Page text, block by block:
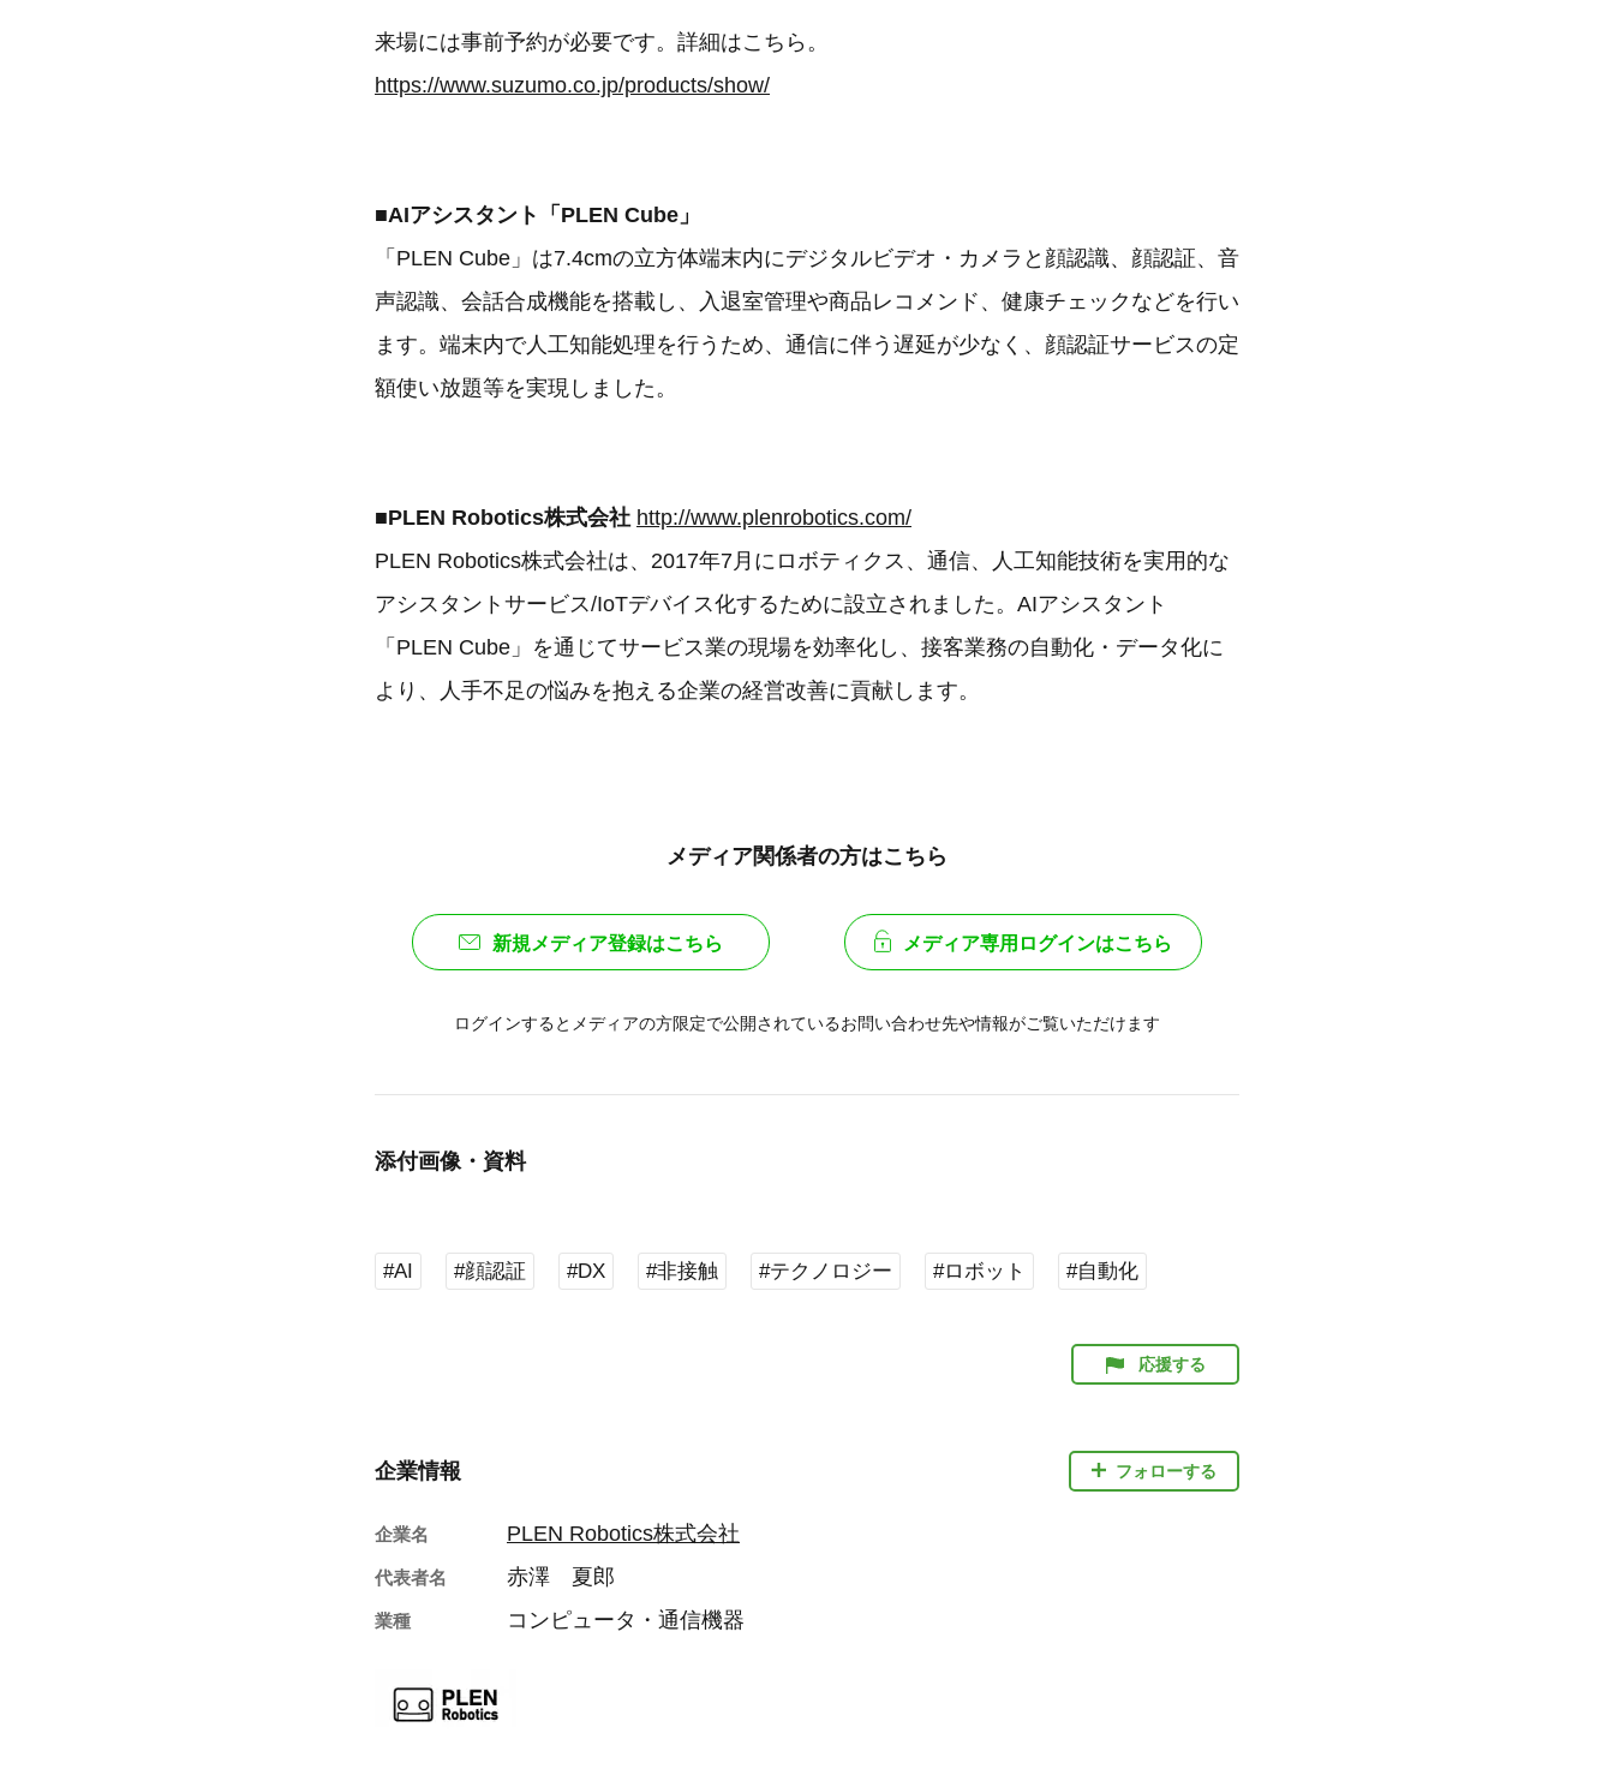
来場には事前予約が必要です。詳細はこちら。
https://www.suzumo.co.jp/products/show/
■AIアシスタント「PLEN Cube」
「PLEN Cube」は7.4cmの立方体端末内にデジタルビデオ・カメラと顔認識、顔認証、音
声認識、会話合成機能を搭載し、入退室管理や商品レコメンド、健康チェックなどを行い
ます。端末内で人工知能処理を行うため、通信に伴う遅延が少なく、顔認証サービスの定
額使い放題等を実現しました。
■PLEN Robotics株式会社 http://www.plenrobotics.com/
PLEN Robotics株式会社は、2017年7月にロボティクス、通信、人工知能技術を実用的な
アシスタントサービス/IoTデバイス化するために設立されました。AIアシスタント
「PLEN Cube」を通じてサービス業の現場を効率化し、接客業務の自動化・データ化に
より、人手不足の悩みを抱える企業の経営改善に貢献します。
メディア関係者の方はこちら
新規メディア登録はこちら メディア専用ログインはこちら
ログインするとメディアの方限定で公開されているお問い合わせ先や情報がご覧いただけます
添付画像・資料
#AI #顔認証 #DX #非接触 #テクノロジー #ロボット #自動化
応援する
企業情報 フォローする
企業名 PLEN Robotics株式会社
代表者名 赤澤 夏郎
業種 コンピュータ・通信機器